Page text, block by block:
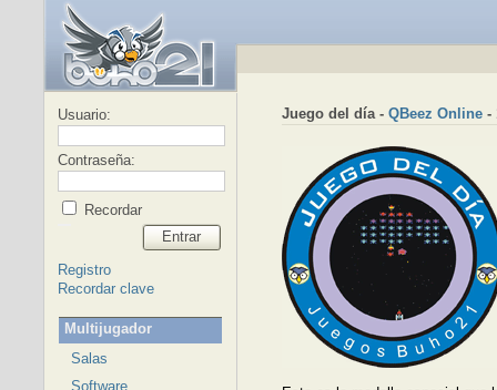
Usuario:
Contraseña:
Recordar
Entrar
Registro
Recordar clave
Multijugador
Salas
Software
Juego del día - QBeez Online-